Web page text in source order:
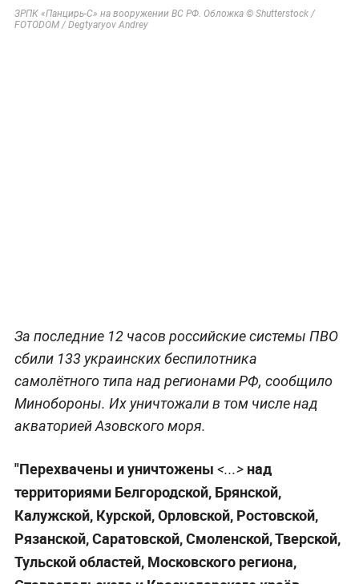
ЗРПК «Панцирь-С» на вооружении ВС РФ. Обложка © Shutterstock /
FOTODOM / Degtyaryov Andrey
За последние 12 часов российские системы ПВО
сбили 133 украинских беспилотника
самолётного типа над регионами РФ, сообщило
Минобороны. Их уничтожали в том числе над
акваторией Азовского моря.
"Перехвачены и уничтожены <...>над
территориями Белгородской, Брянской,
Калужской, Курской, Орловской, Ростовской,
Рязанской, Саратовской, Смоленской, Тверской,
Тульской областей, Московского региона,